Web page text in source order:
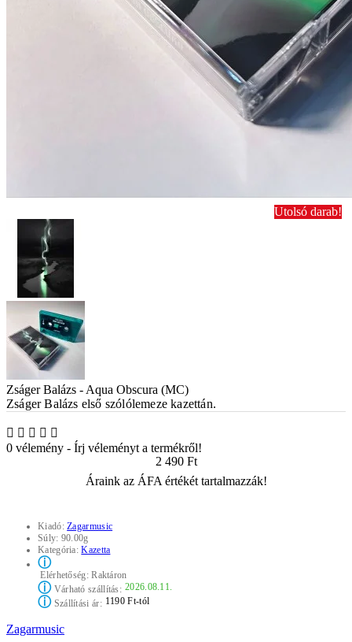
Utolsó darab!
Zságer Balázs - Aqua Obscura (MC)
Zságer Balázs első szólólemeze kazettán.
0 vélemény - Írj véleményt a termékről!
2 490 Ft
Áraink az ÁFA értékét tartalmazzák!
Kiadó:Zagarmusic
Súly: 90.00g
Kategória:Kazetta
ⓘ
Elérhetőség:Raktáron
ⓘVárható szállítás: 2026.08.11.
ⓘSzállítási ár: 1190 Ft-tól
Zagarmusic